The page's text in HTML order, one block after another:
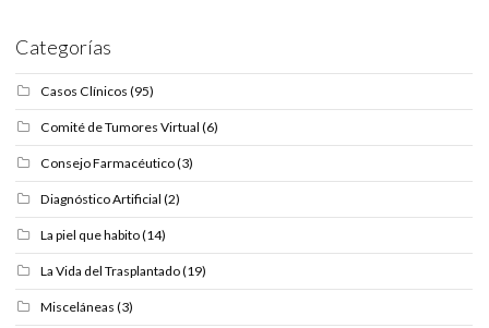
Categorías
Casos Clínicos (95)
Comité de Tumores Virtual (6)
Consejo Farmacéutico(3)
Diagnóstico Artificial (2)
La piel que habito(14)
La Vida del Trasplantado(19)
Misceláneas (3)